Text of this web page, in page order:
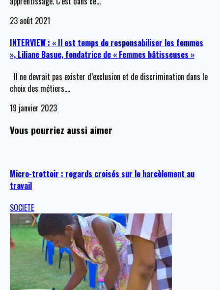
23 août 2021
INTERVIEW : « Il est temps de responsabiliser les femmes
», Liliane Basue, fondatrice de « Femmes bâtisseuses »
Il ne devrait pas exister d’exclusion et de discrimination dans le
choix des métiers.…
19 janvier 2023
Vous pourriez aussi aimer
Micro-trottoir : regards croisés sur le harcèlement au
travail
SOCIETE